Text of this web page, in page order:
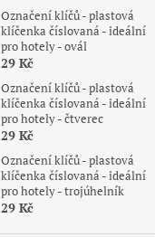
Označení klíčů - plastová
klíčenka číslovaná - ideální
pro hotely - ovál
29 Kč
Označení klíčů - plastová
klíčenka číslovaná - ideální
pro hotely - čtverec
29 Kč
Označení klíčů - plastová
klíčenka číslovaná - ideální
pro hotely - trojúhelník
29 Kč